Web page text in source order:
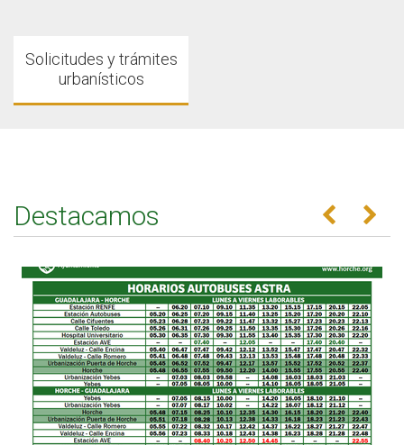
buscar
Solicitudes y trámites
urbanísticos
Destacamos Anterior